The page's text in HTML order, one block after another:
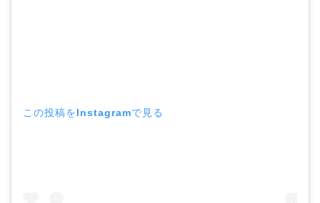
この投稿をInstagramで見る